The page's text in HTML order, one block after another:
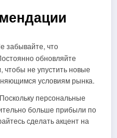
забывайте, что
обновляйте
не упустить новые
условиям рынка.
персональные
больше прибыли по
сделать акцент на